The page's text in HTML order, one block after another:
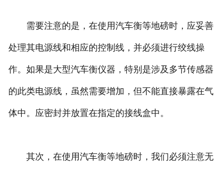
需要注意的是，在使用汽车衡等地磅时，应妥善
处理其电源线和相应的控制线，并必须进行绞线操
作。如果是大型汽车衡仪器，特别是涉及多节传感器
的此类电源线，虽然需要增加，但不能直接暴露在气
体中。应密封并放置在指定的接线盒中。
其次，在使用汽车衡等地磅时，我们必须注意无